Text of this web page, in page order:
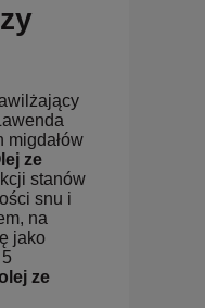
migdałów
ze
stanów
snu i
na
jako
ze